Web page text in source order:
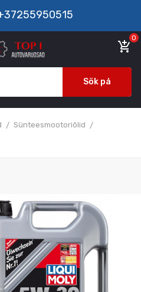
add_shopping_cart
0
Sök på
Sünteesmootoriõlid